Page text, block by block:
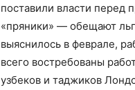
поставили власти перед
«пряники» — обещают
выяснилось в феврале,
всего востребованы
узбеков и таджиков